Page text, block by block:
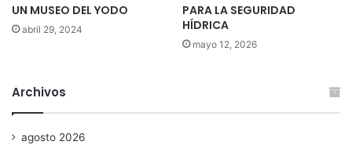
UN MUSEO DEL YODO
abril 29, 2024
PARA LA SEGURIDAD
HÍDRICA
mayo 12, 2026
Archivos
agosto 2026